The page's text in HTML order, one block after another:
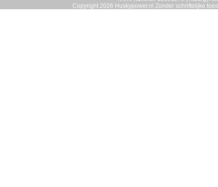
Copyright 2026 Huskypower.nl Zonder schriftelijke